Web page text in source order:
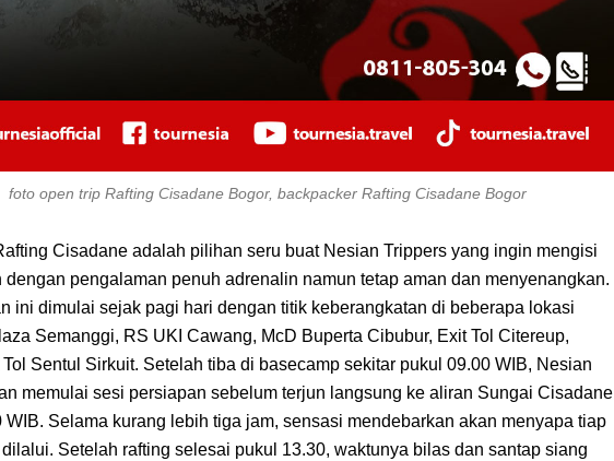
foto open trip Rafting Cisadane Bogor, backpacker Rafting Cisadane Bogor
Cisadane adalah pilihan seru buat Nesian Trippers yang ingin mengisi
dengan pengalaman penuh adrenalin namun tetap aman dan menyenangkan.
ini dimulai sejak pagi hari dengan titik keberangkatan di beberapa lokasi
Semanggi, RS UKI Cawang, McD Buperta Cibubur, Exit Tol Citereup,
Sentul Sirkuit. Setelah tiba di basecamp sekitar pukul 09.00 WIB, Nesian
memulai sesi persiapan sebelum terjun langsung ke aliran Sungai Cisadane
WIB. Selama kurang lebih tiga jam, sensasi mendebarkan akan menyapa tiap
Setelah rafting selesai pukul 13.30, waktunya bilas dan santap siang